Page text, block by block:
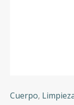
Cuerpo,